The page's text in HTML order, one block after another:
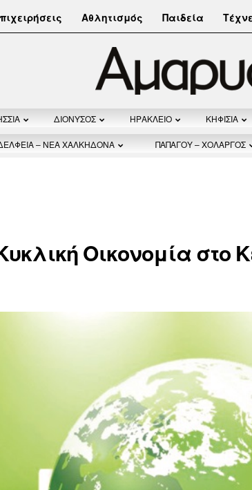
Αθλητισμός Παιδεία
ΔΙΟΝΥΣΟΣ ΗΡΑΚΛΕΙΟ ΚΗΦΙΣΙΑ
– ΝΕΑ ΧΑΛΚΗΔΟΝΑ ΠΑΠΑΓΟΥ – ΧΟΛΑΡΓΟΣ
Οικονομία στο